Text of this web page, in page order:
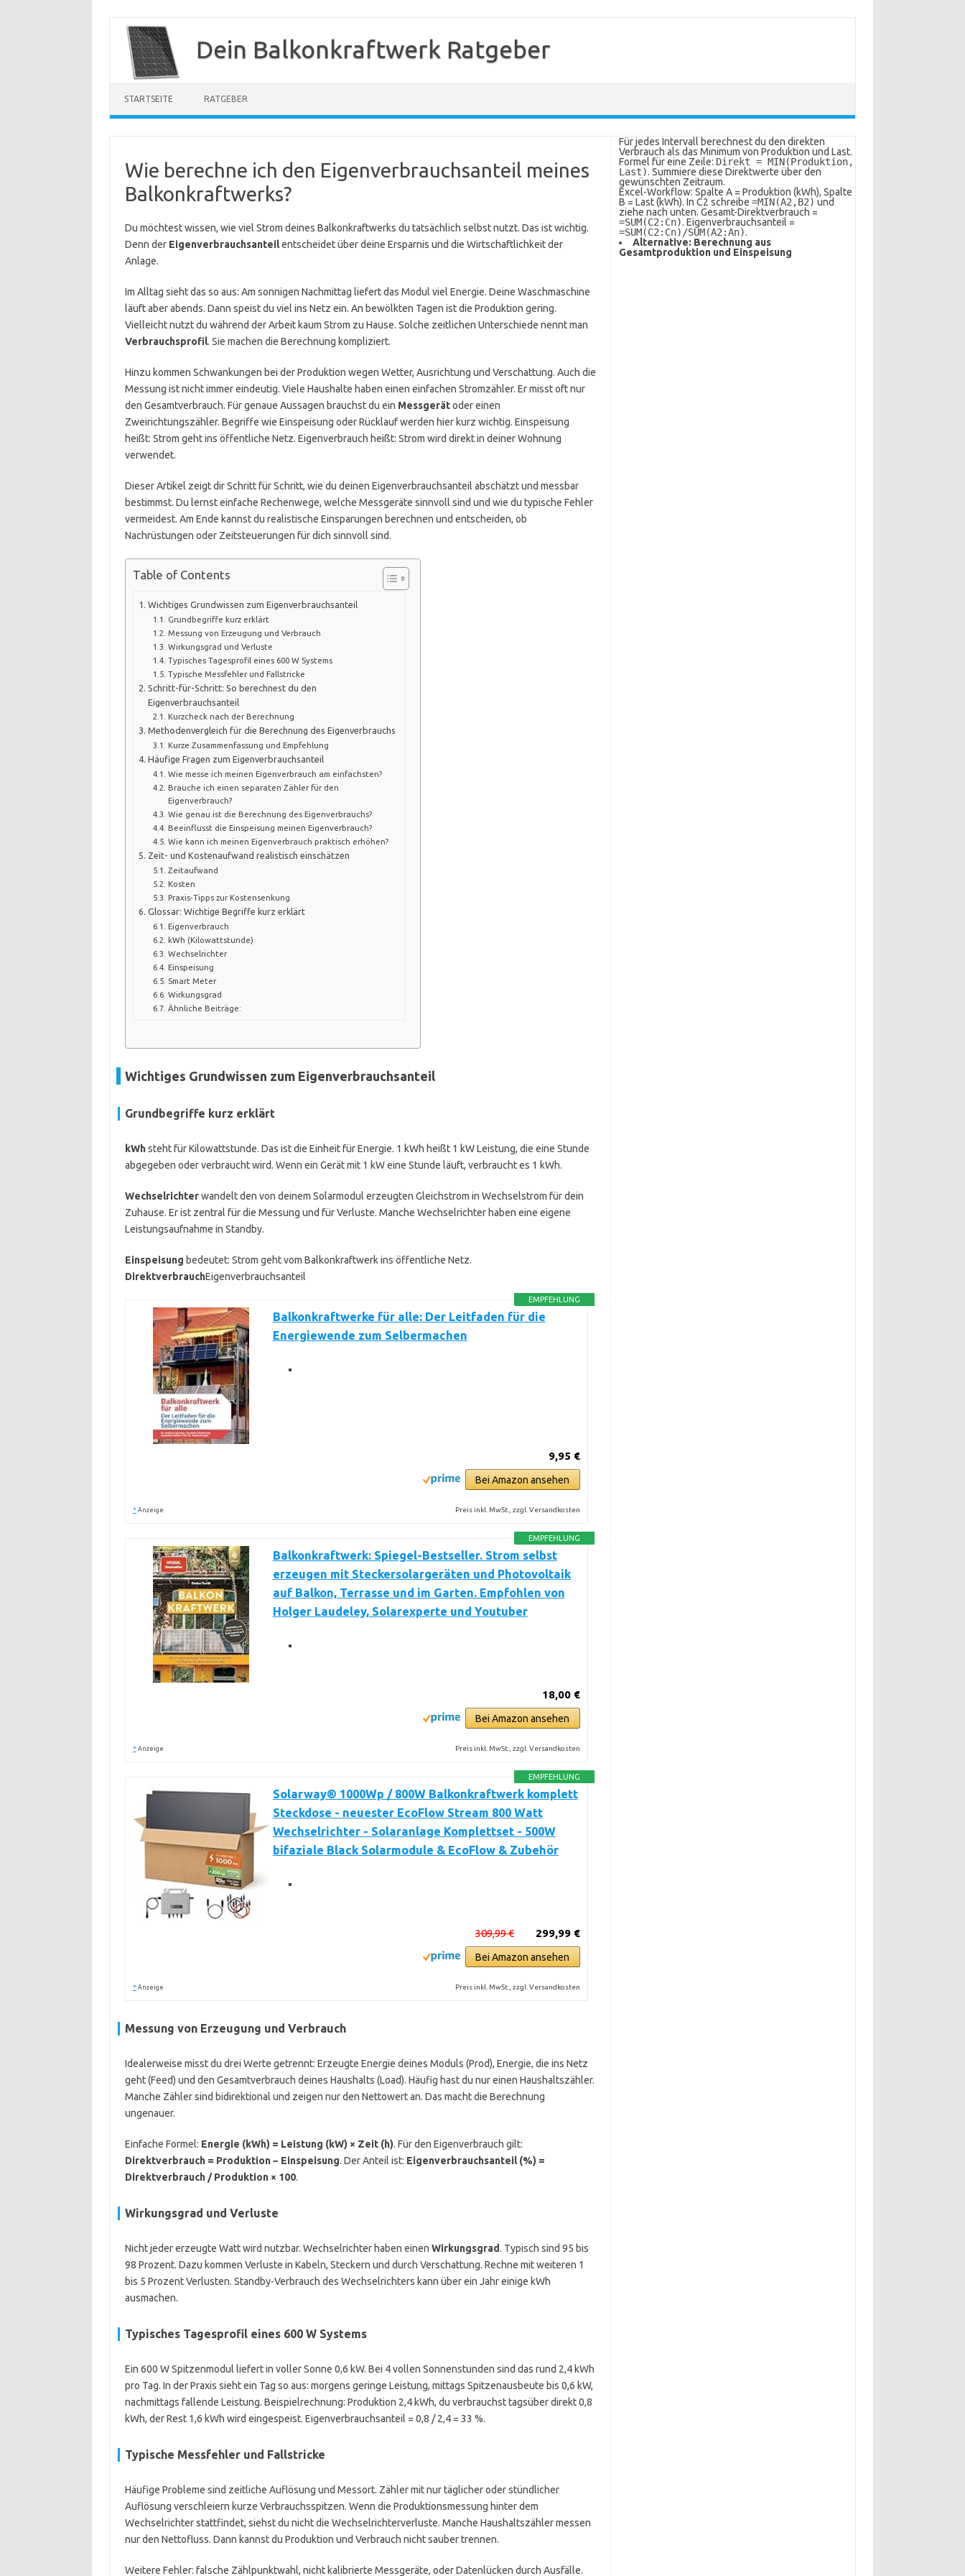
Inhalt
springen
Dein Balkonkraftwerk Ratgeber
STARTSEITE RATGEBER
Wie berechne ich den Eigenverbrauchsanteil meines
Balkonkraftwerks?
Du möchtest wissen, wie viel Strom deines Balkonkraftwerks du tatsächlich selbst nutzt. Das ist wichtig.
Denn der Eigenverbrauchsanteilentscheidet über deine Ersparnis und die Wirtschaftlichkeit der
Anlage.
Im Alltag sieht das so aus: Am sonnigen Nachmittag liefert das Modul viel Energie. Deine Waschmaschine
läuft aber abends. Dann speist du viel ins Netz ein. An bewölkten Tagen ist die Produktion gering.
Vielleicht nutzt du während der Arbeit kaum Strom zu Hause. Solche zeitlichen Unterschiede nennt man
Verbrauchsprofil. Sie machen die Berechnung kompliziert.
Hinzu kommen Schwankungen bei der Produktion wegen Wetter, Ausrichtung und Verschattung. Auch die
Messung ist nicht immer eindeutig. Viele Haushalte haben einen einfachen Stromzähler. Er misst oft nur
den Gesamtverbrauch. Für genaue Aussagen brauchst du ein Messgerätoder einen
Zweirichtungszähler. Begriffe wie Einspeisung oder Rücklauf werden hier kurz wichtig. Einspeisung
heißt: Strom geht ins öffentliche Netz. Eigenverbrauch heißt: Strom wird direkt in deiner Wohnung
verwendet.
Dieser Artikel zeigt dir Schritt für Schritt, wie du deinen Eigenverbrauchsanteil abschätzt und messbar
bestimmst. Du lernst einfache Rechenwege, welche Messgeräte sinnvoll sind und wie du typische Fehler
vermeidest. Am Ende kannst du realistische Einsparungen berechnen und entscheiden, ob
Nachrüstungen oder Zeitsteuerungen für dich sinnvoll sind.
Table of Contents
Wichtiges Grundwissen zum Eigenverbrauchsanteil
Grundbegriffe kurz erklärt
Messung von Erzeugung und Verbrauch
Wirkungsgrad und Verluste
Typisches Tagesprofil eines 600 W Systems
Typische Messfehler und Fallstricke
Schritt-für-Schritt: So berechnest du den
Eigenverbrauchsanteil
Kurzcheck nach der Berechnung
Methodenvergleich für die Berechnung des Eigenverbrauchs
Kurze Zusammenfassung und Empfehlung
Häufige Fragen zum Eigenverbrauchsanteil
Wie messe ich meinen Eigenverbrauch am einfachsten?
Brauche ich einen separaten Zähler für den
Eigenverbrauch?
Wie genau ist die Berechnung des Eigenverbrauchs?
Beeinflusst die Einspeisung meinen Eigenverbrauch?
Wie kann ich meinen Eigenverbrauch praktisch erhöhen?
Zeit- und Kostenaufwand realistisch einschätzen
Zeitaufwand
Kosten
Praxis‑Tipps zur Kostensenkung
Glossar: Wichtige Begriffe kurz erklärt
Eigenverbrauch
kWh (Kilowattstunde)
Wechselrichter
Einspeisung
Smart Meter
Wirkungsgrad
Ähnliche Beiträge:
Wichtiges Grundwissen zum Eigenverbrauchsanteil
Grundbegriffe kurz erklärt
kWhsteht für Kilowattstunde. Das ist die Einheit für Energie. 1 kWh heißt 1 kW Leistung, die eine Stunde
abgegeben oder verbraucht wird. Wenn ein Gerät mit 1 kW eine Stunde läuft, verbraucht es 1 kWh.
Wechselrichterwandelt den von deinem Solarmodul erzeugten Gleichstrom in Wechselstrom für dein
Zuhause. Er ist zentral für die Messung und für Verluste. Manche Wechselrichter haben eine eigene
Leistungsaufnahme in Standby.
Einspeisung bedeutet: Strom geht vom Balkonkraftwerk ins öffentliche Netz.
DirektverbrauchEigenverbrauchsanteil
EMPFEHLUNG
Balkonkraftwerke für alle: Der Leitfaden für die
Energiewende zum Selbermachen
9,95 €
Bei Amazon ansehen
* Anzeige Preis inkl. MwSt., zzgl. Versandkosten
EMPFEHLUNG
Balkonkraftwerk: Spiegel-Bestseller. Strom selbst
erzeugen mit Steckersolargeräten und Photovoltaik
auf Balkon, Terrasse und im Garten. Empfohlen von
Holger Laudeley, Solarexperte und Youtuber
18,00 €
Bei Amazon ansehen
* Anzeige Preis inkl. MwSt., zzgl. Versandkosten
EMPFEHLUNG
Solarway® 1000Wp / 800W Balkonkraftwerk komplett
Steckdose - neuester EcoFlow Stream 800 Watt
Wechselrichter - Solaranlage Komplettset - 500W
bifaziale Black Solarmodule & EcoFlow & Zubehör
299,99 €
309,99 €
Bei Amazon ansehen
* Anzeige Preis inkl. MwSt., zzgl. Versandkosten
Messung von Erzeugung und Verbrauch
Idealerweise misst du drei Werte getrennt: Erzeugte Energie deines Moduls (Prod), Energie, die ins Netz
geht (Feed) und den Gesamtverbrauch deines Haushalts (Load). Häufig hast du nur einen Haushaltszähler.
Manche Zähler sind bidirektional und zeigen nur den Nettowert an. Das macht die Berechnung
ungenauer.
Einfache Formel: Energie (kWh) = Leistung (kW) × Zeit (h). Für den Eigenverbrauch gilt:
Direktverbrauch = Produktion − Einspeisung. Der Anteil ist: Eigenverbrauchsanteil (%) =
Direktverbrauch / Produktion × 100.
Wirkungsgrad und Verluste
Nicht jeder erzeugte Watt wird nutzbar. Wechselrichter haben einen Wirkungsgrad. Typisch sind 95 bis
98 Prozent. Dazu kommen Verluste in Kabeln, Steckern und durch Verschattung. Rechne mit weiteren 1
bis 5 Prozent Verlusten. Standby-Verbrauch des Wechselrichters kann über ein Jahr einige kWh
ausmachen.
Typisches Tagesprofil eines 600 W Systems
Ein 600 W Spitzenmodul liefert in voller Sonne 0,6 kW. Bei 4 vollen Sonnenstunden sind das rund 2,4 kWh
pro Tag. In der Praxis sieht ein Tag so aus: morgens geringe Leistung, mittags Spitzenausbeute bis 0,6 kW,
nachmittags fallende Leistung. Beispielrechnung: Produktion 2,4 kWh, du verbrauchst tagsüber direkt 0,8
kWh, der Rest 1,6 kWh wird eingespeist. Eigenverbrauchsanteil = 0,8 / 2,4 = 33 %.
Typische Messfehler und Fallstricke
Häufige Probleme sind zeitliche Auflösung und Messort. Zähler mit nur täglicher oder stündlicher
Auflösung verschleiern kurze Verbrauchsspitzen. Wenn die Produktionsmessung hinter dem
Wechselrichter stattfindet, siehst du nicht die Wechselrichterverluste. Manche Haushaltszähler messen
nur den Nettofluss. Dann kannst du Produktion und Verbrauch nicht sauber trennen.
Weitere Fehler: falsche Zählpunktwahl, nicht kalibrierte Messgeräte, oder Datenlücken durch Ausfälle.
Für jedes Intervall berechnest du den direkten
Verbrauch als das Minimum von Produktion und Last.
Formel für eine Zeile: Direkt = MIN(Produktion,
Last). Summiere diese Direktwerte über den
gewünschten Zeitraum.
Excel-Workflow: Spalte A = Produktion (kWh), Spalte
B = Last (kWh). In C2 schreibe =MIN(A2,B2) und
ziehe nach unten. Gesamt-Direktverbrauch =
=SUM(C2:Cn). Eigenverbrauchsanteil =
=SUM(C2:Cn)/SUM(A2:An).
Alternative: Berechnung aus
Gesamtproduktion und Einspeisung